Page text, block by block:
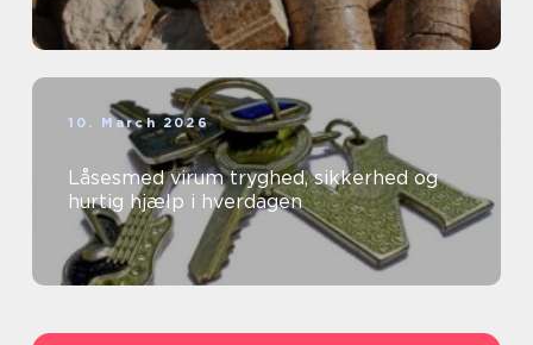
10. March 2026
Låsesmed virum tryghed, sikkerhed og
hurtig hjælp i hverdagen